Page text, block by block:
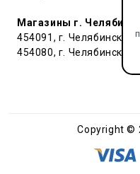
Магазины г. Челябинск:
454091, г. Челябинск,
454080, г. Челябинск,
Copyright ©